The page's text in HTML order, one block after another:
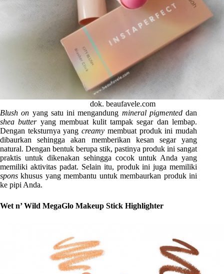
dok. beaufavele.com
Blush on yang satu ini mengandung mineral pigmenteddan
shea butteryang membuat kulit tampak segar dan lembap.
Dengan teksturnya yangcreamy membuat produk ini mudah
dibaurkan sehingga akan memberikan kesan segar yang
natural. Dengan bentuk berupa stik, pastinya produk ini sangat
praktis untuk dikenakan sehingga cocok untuk Anda yang
memiliki aktivitas padat. Selain itu, produk ini juga memiliki
sponskhusus yang membantu untuk membaurkan produk ini
ke pipi Anda.
Wet n’ Wild MegaGlo Makeup Stick Highlighter